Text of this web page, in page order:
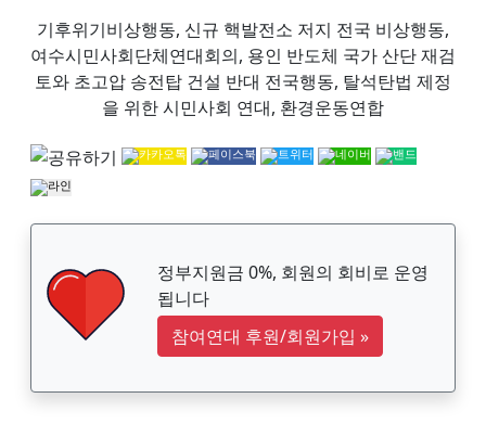
기후위기비상행동, 신규 핵발전소 저지 전국 비상행동,
여수시민사회단체연대회의, 용인 반도체 국가 산단 재검
토와 초고압 송전탑 건설 반대 전국행동, 탈석탄법 제정
을 위한 시민사회 연대, 환경운동연합
정부지원금 0%, 회원의 회비로 운영
됩니다
참여연대 후원/회원가입 »